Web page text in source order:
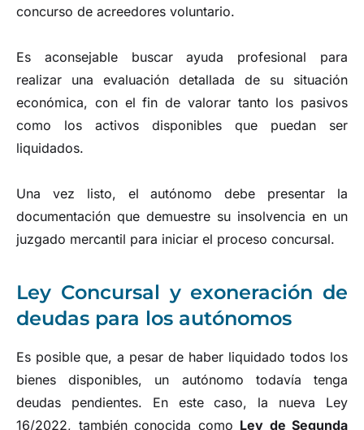
concurso de acreedores voluntario.
Es aconsejable buscar ayuda profesional para
realizar una evaluación detallada de su situación
económica, con el fin de valorar tanto los pasivos
como los activos disponibles que puedan ser
liquidados.
Una vez listo, el autónomo debe presentar la
documentación que demuestre su insolvencia en un
juzgado mercantil para iniciar el proceso concursal.
Ley Concursal y exoneración de
deudas para los autónomos
Es posible que, a pesar de haber liquidado todos los
bienes disponibles, un autónomo todavía tenga
deudas pendientes. En este caso, la nueva Ley
16/2022, también conocida como Ley de Segunda